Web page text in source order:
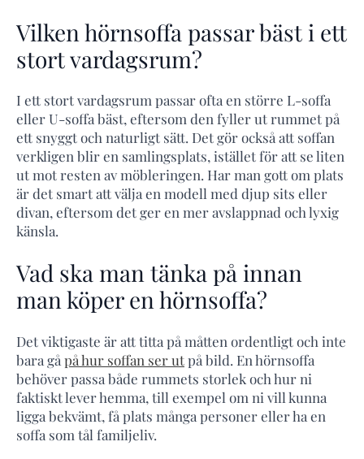
Vilken hörnsoffa passar bäst i ett
stort vardagsrum?
I ett stort vardagsrum passar ofta en större L-soffa
eller U-soffa bäst, eftersom den fyller ut rummet på
ett snyggt och naturligt sätt. Det gör också att soffan
verkligen blir en samlingsplats, istället för att se liten
ut mot resten av möbleringen. Har man gott om plats
är det smart att välja en modell med djup sits eller
divan, eftersom det ger en mer avslappnad och lyxig
känsla.
Vad ska man tänka på innan
man köper en hörnsoffa?
Det viktigaste är att titta på måtten ordentligt och inte
bara gå på hur soffan ser utpå bild. En hörnsoffa
behöver passa både rummets storlek och hur ni
faktiskt lever hemma, till exempel om ni vill kunna
ligga bekvämt, få plats många personer eller ha en
soffa som tål familjeliv.